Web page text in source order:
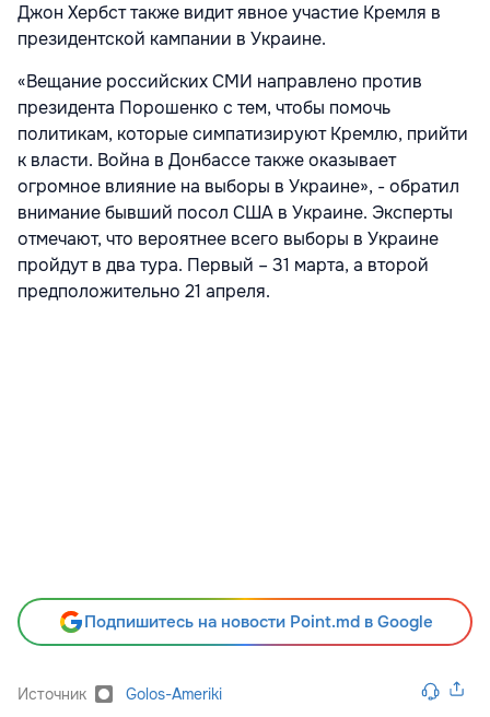
Джон Хербст также видит явное участие Кремля в
президентской кампании в Украине.
«Вещание российских СМИ направлено против
президента Порошенко с тем, чтобы помочь
политикам, которые симпатизируют Кремлю, прийти
к власти. Война в Донбассе также оказывает
огромное влияние на выборы в Украине», - обратил
внимание бывший посол США в Украине. Эксперты
отмечают, что вероятнее всего выборы в Украине
пройдут в два тура. Первый – 31 марта, а второй
предположительно 21 апреля.
Подпишитесь на новости Point.md в Google
Источник Golos-Ameriki